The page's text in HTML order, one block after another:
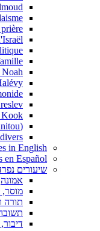
Noah
Kook
(Rav Askenazi (Manitou
in English
en Español
שיעורים
מוסר,
תורה